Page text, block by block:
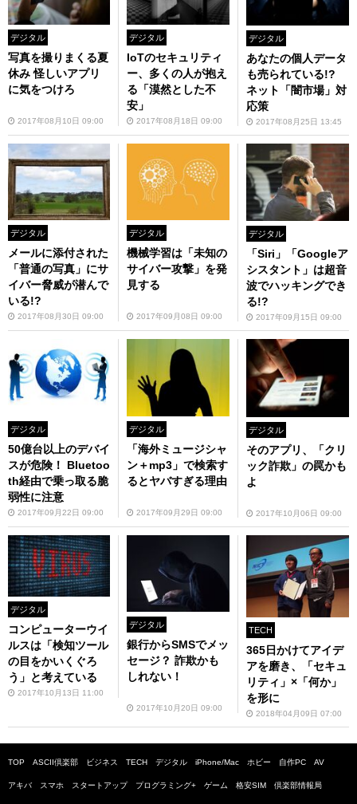
デジタル
写真を撮りまくる夏
休み 怪しいアプリ
に気をつけろ
2017年08月10日 09:00
デジタル
IoTのセキュリティ
ー、多くの人が抱え
る「漠然とした不
安」
2017年08月18日 09:00
デジタル
あなたの個人データ
も売られている!?
ネット「闇市場」対
応策
2017年08月25日 13:45
デジタル
メールに添付された
「普通の写真」にサ
イバー脅威が潜んで
いる!?
2017年08月30日 09:00
デジタル
機械学習は「未知の
サイバー攻撃」を発
見する
2017年09月08日 09:00
デジタル
「Siri」「Googleア
シスタント」は超音
波でハッキングでき
る!?
2017年09月15日 09:00
デジタル
50億台以上のデバイ
スが危険！ Bluetoo
th経由で乗っ取る脆
弱性に注意
2017年09月22日 09:00
デジタル
「海外ミュージシャ
ン＋mp3」で検索す
るとヤバすぎる理由
2017年09月29日 09:00
デジタル
そのアプリ、「クリ
ック詐欺」の罠かも
よ
2017年10月06日 09:00
デジタル
コンピューターウイ
ルスは「検知ツール
の目をかいくぐろ
う」と考えている
2017年10月13日 11:00
デジタル
銀行からSMSでメッ
セージ？ 詐欺かも
しれない！
2017年10月20日 09:00
TECH
365日かけてアイデ
アを磨き、「セキュ
リティ」×「何か」
を形に
2018年04月09日 07:00
TOP ASCII倶楽部 ビジネス TECH デジタル iPhone/Mac ホビー 自作PC AV
アキバ スマホ スタートアップ プログラミング+ ゲーム 格安SIM 倶楽部情報局